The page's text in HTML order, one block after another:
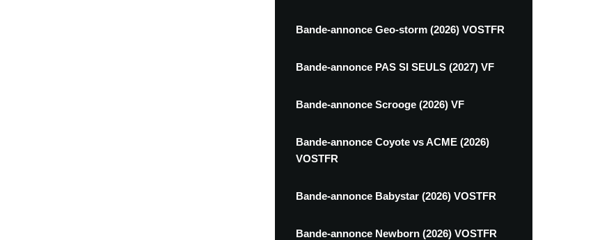
Bande-annonce Geo-storm (2026) VOSTFR
Bande-annonce PAS SI SEULS (2027) VF
Bande-annonce Scrooge (2026) VF
Bande-annonce Coyote vs ACME (2026)
VOSTFR
Bande-annonce Babystar (2026) VOSTFR
Bande-annonce Newborn (2026) VOSTFR